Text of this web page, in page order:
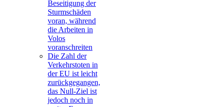
Beseitigung der
Sturmschäden
voran, während
die Arbeiten in
Volos
voranschreiten
Die Zahl der
Verkehrstoten in
der EU ist leicht
zurückgegangen,
das Null-Ziel ist
jedoch noch in